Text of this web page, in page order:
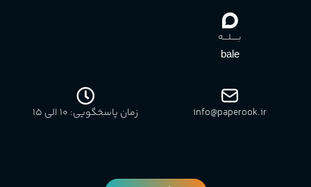
بـــــلــــه
bale
info@paperook.ir زمان پاسخگویی: 10 الی ۱5